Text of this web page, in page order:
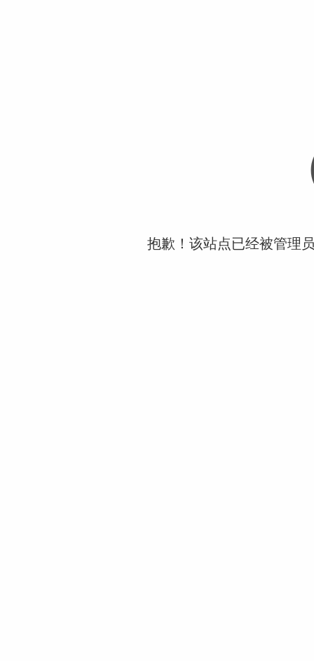
抱歉！该站点已经被管理